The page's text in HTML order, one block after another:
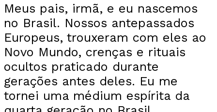
Meus pais, irmã, e eu nascemos
no Brasil. Nossos antepassados
Europeus, trouxeram com eles ao
Novo Mundo, crenças e rituais
ocultos praticado durante
gerações antes deles. Eu me
tornei uma médium espírita da